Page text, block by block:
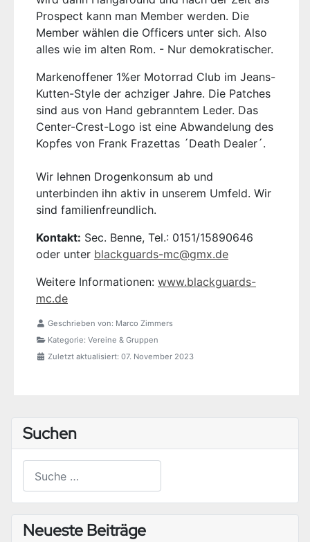
Prospect kann man Member werden. Die
Member wählen die Officers unter sich. Also
alles wie im alten Rom. - Nur demokratischer.
Markenoffener 1%er Motorrad Club im Jeans-
Kutten-Style der achziger Jahre. Die Patches
sind aus von Hand gebranntem Leder. Das
Center-Crest-Logo ist eine Abwandelung des
Kopfes von Frank Frazettas ´Death Dealer´.
Wir lehnen Drogenkonsum ab und
unterbinden ihn aktiv in unserem Umfeld. Wir
sind familienfreundlich.
Kontakt: Sec. Benne, Tel.: 0151/15890646
oder unter blackguards-mc@gmx.de
Weitere Informationen: www.blackguards-
mc.de
Geschrieben von: Marco Zimmers
Kategorie: Vereine & Gruppen
Zuletzt aktualisiert: 07. November 2023
Suchen
Type 2 or more characters for results.
Neueste Beiträge